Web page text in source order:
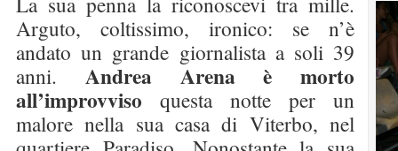
Arguto, coltissimo, ironico: se n’è
andato un grande giornalista a soli 39
anni. Andrea Arena è morto
all’improvviso questa notte per un
malore nella sua casa di Viterbo, nel